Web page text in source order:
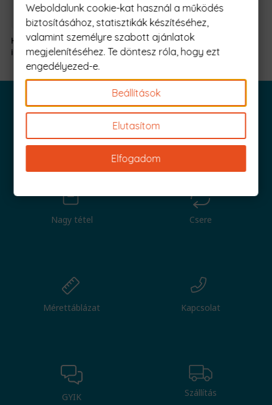
Hogy Hamletet
idézzem
5990 Ft-
tól
Iratkozz fel és küldjük is az 1000 Ft értékű kuponod!
Nagy tétel Csere
Mérettáblázat Kapcsolat
GYIK Szállítás
Weboldalunk cookie-kat használ a működés
biztosításához, statisztikák készítéséhez,
valamint személyre szabott ajánlatok
megjelenítéséhez. Te döntesz róla, hogy ezt
engedélyezed-e.
Beállítások
Elutasítom
Elfogadom